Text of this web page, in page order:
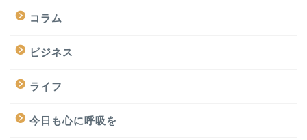
コラム
ビジネス
ライフ
今日も心に呼吸を